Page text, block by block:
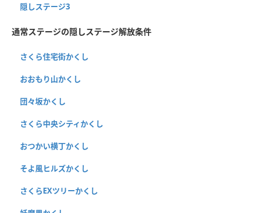
隠しステージ3
通常ステージの隠しステージ解放条件
さくら住宅街かくし
おおもり山かくし
団々坂かくし
さくら中央シティかくし
おつかい横丁かくし
そよ風ヒルズかくし
さくらEXツリーかくし